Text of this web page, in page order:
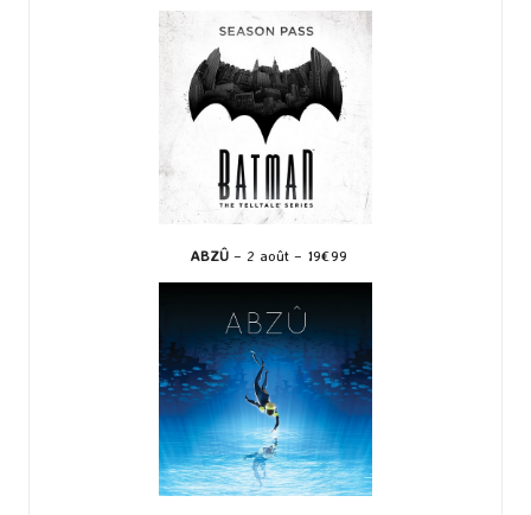
ABZÛ– 2 août – 19€99